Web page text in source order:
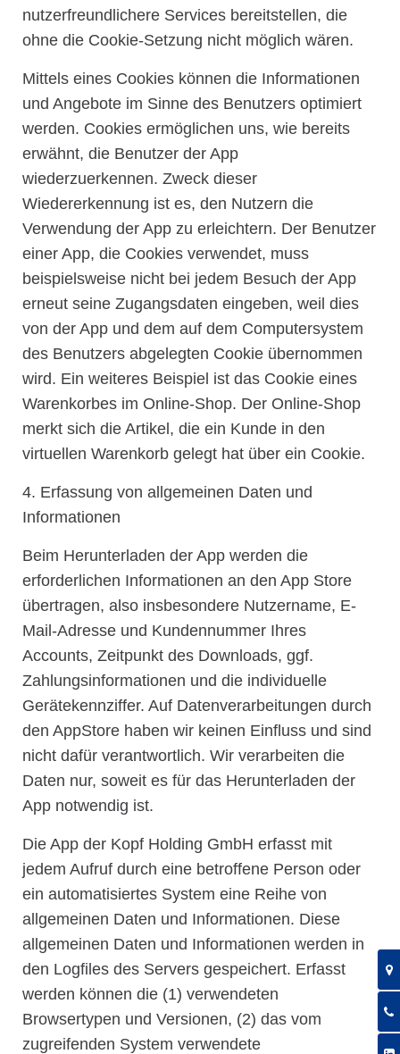
nutzerfreundlichere Services bereitstellen, die
ohne die Cookie-Setzung nicht möglich wären.
Mittels eines Cookies können die Informationen
und Angebote im Sinne des Benutzers optimiert
werden. Cookies ermöglichen uns, wie bereits
erwähnt, die Benutzer der App
wiederzuerkennen. Zweck dieser
Wiedererkennung ist es, den Nutzern die
Verwendung der App zu erleichtern. Der Benutzer
einer App, die Cookies verwendet, muss
beispielsweise nicht bei jedem Besuch der App
erneut seine Zugangsdaten eingeben, weil dies
von der App und dem auf dem Computersystem
des Benutzers abgelegten Cookie übernommen
wird. Ein weiteres Beispiel ist das Cookie eines
Warenkorbes im Online-Shop. Der Online-Shop
merkt sich die Artikel, die ein Kunde in den
virtuellen Warenkorb gelegt hat über ein Cookie.
4. Erfassung von allgemeinen Daten und
Informationen
Beim Herunterladen der App werden die
erforderlichen Informationen an den App Store
übertragen, also insbesondere Nutzername, E-
Mail-Adresse und Kundennummer Ihres
Accounts, Zeitpunkt des Downloads, ggf.
Zahlungsinformationen und die individuelle
Gerätekennziffer. Auf Datenverarbeitungen durch
den AppStore haben wir keinen Einfluss und sind
nicht dafür verantwortlich. Wir verarbeiten die
Daten nur, soweit es für das Herunterladen der
App notwendig ist.
Die App der Kopf Holding GmbH erfasst mit
jedem Aufruf durch eine betroffene Person oder
ein automatisiertes System eine Reihe von
allgemeinen Daten und Informationen. Diese
allgemeinen Daten und Informationen werden in
den Logfiles des Servers gespeichert. Erfasst
werden können die (1) verwendeten
Browsertypen und Versionen, (2) das vom
zugreifenden System verwendete